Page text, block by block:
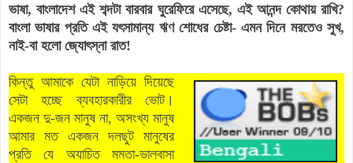
ভাষা, বাংলাদেশ এই শব্দটা বারবার ঘুরেফিরে এসেছে, এই আনন্দ কোথায় রাখি?
বাংলা ভাষার প্রতি এই যৎসামান্য ঋণ শোধের চেষ্টা- এমন দিনে মরতেও সুখ,
নাই-বা হলো জ্যোৎস্না রাত!
কিন্তু আমাকে যেটা নাড়িয়ে দিয়েছে
সেটা হচ্ছে ব্যবহারকারীর ভোট।
একজন দু-জন মানুষ না, অসংখ্য মানুষ
আমার মত একজন দলছুট মানুষের
প্রতি যে অযাচিত মমতা-ভালবাসা